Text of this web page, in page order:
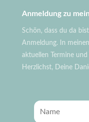
Anmeldung zu
Schön, dass du da
Anmeldung. In
aktuellen Termine
Herzlichst, Deine